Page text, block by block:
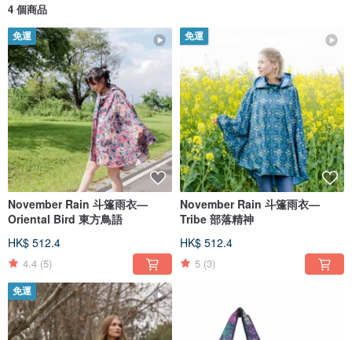
4 個商品
免運
November Rain 斗篷雨衣—
Oriental Bird 東方鳥語
HK$ 512.4
4.4 (5)
免運
November Rain 斗篷雨衣—
Tribe 部落精神
HK$ 512.4
5 (3)
免運